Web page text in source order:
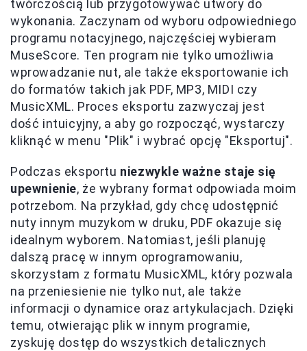
twórczością lub przygotowywać utwory do
wykonania. Zaczynam od wyboru odpowiedniego
programu notacyjnego, najczęściej wybieram
MuseScore. Ten program nie tylko umożliwia
wprowadzanie nut, ale także eksportowanie ich
do formatów takich jak PDF, MP3, MIDI czy
MusicXML. Proces eksportu zazwyczaj jest
dość intuicyjny, a aby go rozpocząć, wystarczy
kliknąć w menu "Plik" i wybrać opcję "Eksportuj".
Podczas eksportu niezwykle ważne staje się
upewnienie, że wybrany format odpowiada moim
potrzebom. Na przykład, gdy chcę udostępnić
nuty innym muzykom w druku, PDF okazuje się
idealnym wyborem. Natomiast, jeśli planuję
dalszą pracę w innym oprogramowaniu,
skorzystam z formatu MusicXML, który pozwala
na przeniesienie nie tylko nut, ale także
informacji o dynamice oraz artykulacjach. Dzięki
temu, otwierając plik w innym programie,
zyskuję dostęp do wszystkich detalicznych